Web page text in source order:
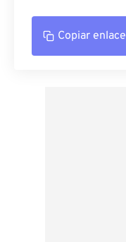
Copiar enlace